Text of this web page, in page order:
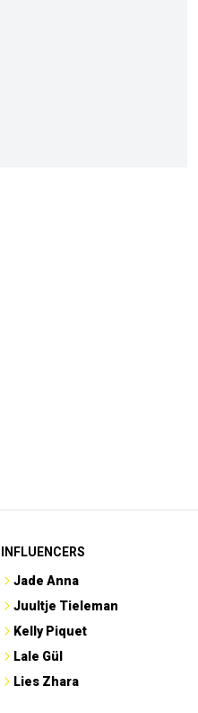
INFLUENCERS
Jade Anna
Juultje Tieleman
Kelly Piquet
Lale Gül
Lies Zhara